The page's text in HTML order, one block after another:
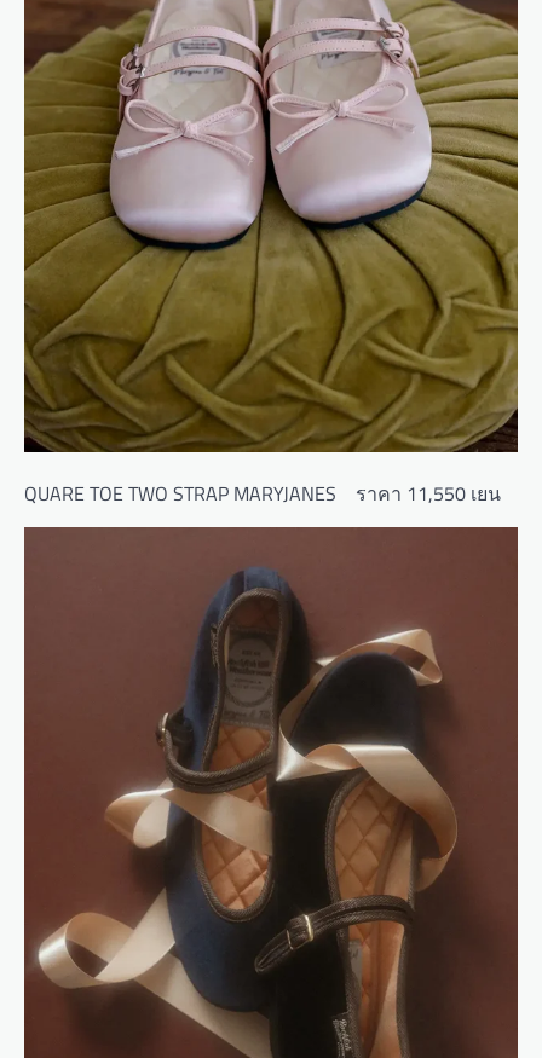
QUARE TOE TWO STRAP MARYJANES ราคา 11,550 เยน